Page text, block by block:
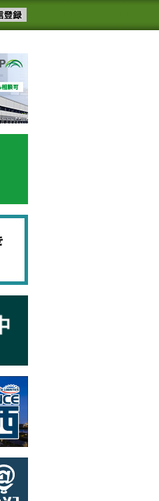
ースメール配信を登録す